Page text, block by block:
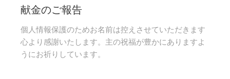
献金のご報告
個人情報保護のためお名前は控えさせていただきます
心より感謝いたします。主の祝福が豊かにありますよ
うにお祈りしています。